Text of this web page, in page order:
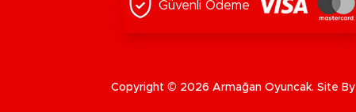
Güvenli Ödeme
Copyright © 2026 Armağan Oyuncak. Site By